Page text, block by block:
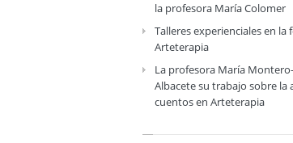
la profesora María Colomer
Talleres experienciales en la
Arteterapia
La profesora María
Albacete su trabajo sobre la
cuentos en Arteterapia